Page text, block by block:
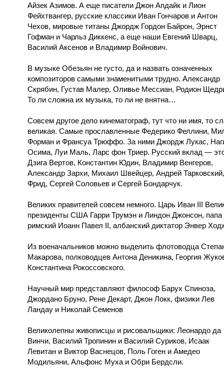
Айзек Азимов. А еще писатели Джон Апдайк и Лион
Фейхтвангер, русские классики Иван Гончаров и Антон
Чехов, мировые титаны Джордж Гордон Байрон, Эрнст
Гофман и Чарльз Диккенс, а еще наши Евгений Шварц,
Василий Аксенов и Владимир Войнович.
В музыке Обезьян не густо, да и назвать означенных
композиторов самыми знаменитыми трудно. Александр
Скрябин, Густав Малер, Оливье Мессиан, Родион
То ли сложна их музыка, то ли не внятна…
Совсем другое дело кинематограф, тут что ни имя, то
великая. Самые прославленные Федерико Феллини,
Форман и Франсуа Трюффо. За ними Джордж Лукас,
Осима, Луи Маль, Ларс фон Триер. Русский вклад —
Дзига Вертов, Константин Юдин, Владимир Венгеров,
Александр Зархи, Михаил Швейцер, Андрей
Фрид, Сергей Соловьев и Сергей Бондарчук.
Великих правителей совсем немного. Царь Иван III
президенты США Гарри Трумэн и Линдон Джонсон, папа
римский Иоанн Павел II, албанский диктатор Энвер
Из военачальников можно выделить флотоводца
Макарова, полководцев Антона Деникина, Георгия
Константина Рокоссовского.
Научный мир представляют философ Барух Спиноза,
Джордано Бруно, Рене Декарт, Джон Локк, физики Лев
Ландау и Николай Семенов
Великолепны живописцы и рисовальщики: Леонардо да
Винчи, Василий Тропинин и Василий Суриков, Исаак
Левитан и Виктор Васнецов, Поль Гоген и Амедео
Модильяни, Альфонс Муха и Обри Бердсли.